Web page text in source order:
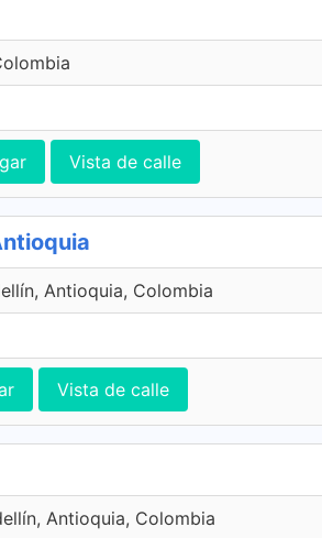
Vista de calle
Antioquia, Colombia
Vista de calle
Antioquia, Colombia